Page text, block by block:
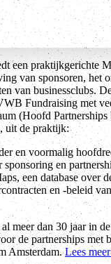
een praktijkgerichte
van sponsoren, het
van businessclubs.
Fundraising met
(Hoofd
uit de praktijk:
en voormalig
sponsoring en
een database over
en -beleid
meer dan 30 jaar in
de partnerships met
Amsterdam.Lees